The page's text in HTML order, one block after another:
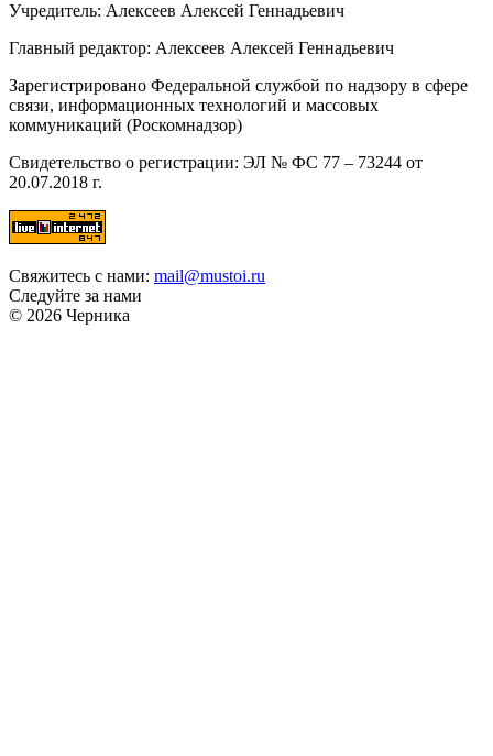
Учредитель: Алексеев Алексей Геннадьевич
Главный редактор: Алексеев Алексей Геннадьевич
Зарегистрировано Федеральной службой по надзору в сфере
связи, информационных технологий и массовых
коммуникаций (Роскомнадзор)
Свидетельство о регистрации: ЭЛ № ФС 77 – 73244 от
20.07.2018 г.
Свяжитесь с нами: mail@mustoi.ru
Следуйте за нами
© 2026 Черника